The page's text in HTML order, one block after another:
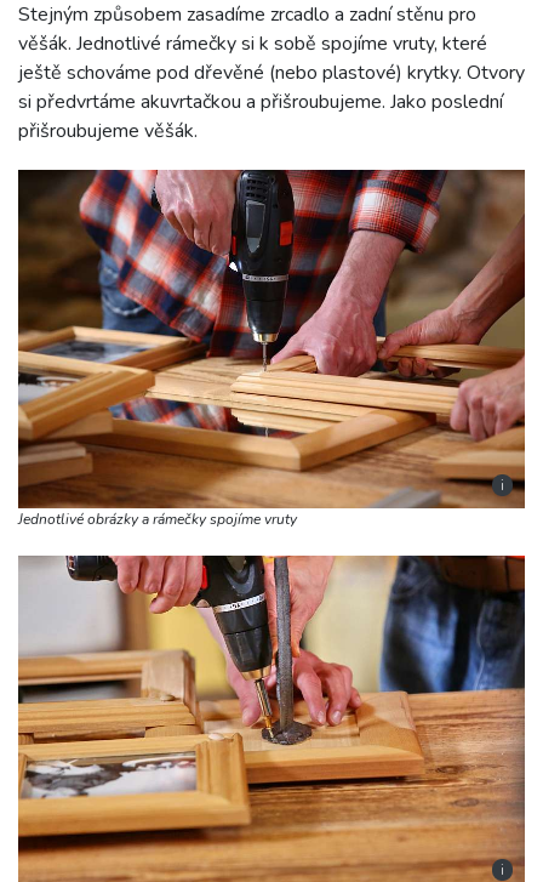
Stejným způsobem zasadíme zrcadlo a zadní stěnu pro
věšák. Jednotlivé rámečky si k sobě spojíme vruty, které
ještě schováme pod dřevěné (nebo plastové) krytky. Otvory
si předvrtáme akuvrtačkou a přišroubujeme. Jako poslední
přišroubujeme věšák.
i
Jednotlivé obrázky a rámečky spojíme vruty
i